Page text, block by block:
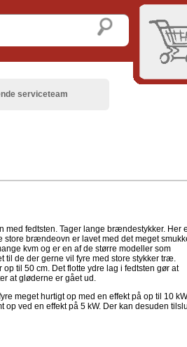
serviceteam
med fedtsten. Tager lange brændestykker. Her
store brændeovn er lavet med det meget
kvm og er en af de større modeller som
til de der gerne vil fyre med store stykker træ.
til 50 cm. Det flotte ydre lag i fedtsten gør at
at gløderne er gået ud.
meget hurtigt op med en effekt på op til 10 kW
ved en effekt på 5 kW. Der kan desuden